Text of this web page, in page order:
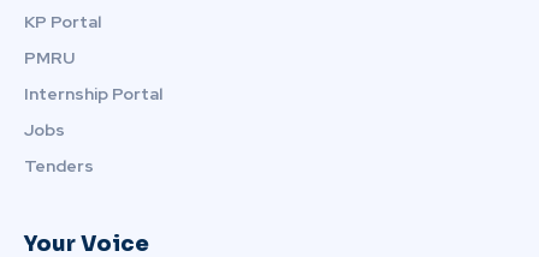
KP Portal
PMRU
Internship Portal
Jobs
Tenders
Your Voice